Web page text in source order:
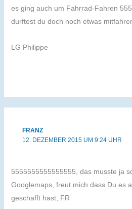
es ging auch um Fahrrad-Fahren
durftest du doch noch etwas
LG Philippe
FRANZ
12. DEZEMBER 2015 UM 9:24 UHR
5555555555555555, das musste ja
Googlemaps, freut mich dass Du es
geschafft hast, FR